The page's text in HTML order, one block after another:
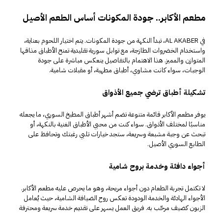
مطعم الأكابر.. جودة المكونات أساس الطعم الأصيل
في AL AKABER، تبدأ النكهة من جودة المكونات. يتم اختيار اللحوم بعناية،
واستخدام الخضروات الطازجة، مع توابل سورية تقليدية تمنح الأطباق مذاقها
المتوازن والمميز. هذا الاهتمام بالتفاصيل ينعكس مباشرة على جودة
الوجبات، سواء كانت مشاوي، أطباق مطهية، أو مقبلات شامية.
تشكيلة أطباق ترضي جميع الأذواق
يوفر مطعم الأكابر قائمة متنوعة تضم أشهر أطباق المطبخ السوري، ما يجعله
مناسبًا لمختلف الأذواق. سواء كنت من محبي الأطباق الغنية بالنكهة، أو
تبحث عن وجبة مشبعة وسريعة، ستجد خيارات تلبي رغبتك وتحافظ على
الطابع السوري الأصيل.
أجواء دافئة وخدمة بروح شامية
لا تكتمل تجربة الطعام دون أجواء مريحة، وهو ما يحرص عليه مطعم الأكابر.
الأجواء الهادئة والخدمة الودودة تعكس روح الضيافة الشامية، حيث يُعامل
الزبون كضيف مرحّب به. فريق العمل يسهر على تقديم خدمة سريعة ومحترفة